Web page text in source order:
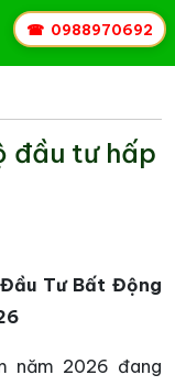
đầu tư hấp
Tư Bất Động
năm 2026 đang
☎ 0988970692